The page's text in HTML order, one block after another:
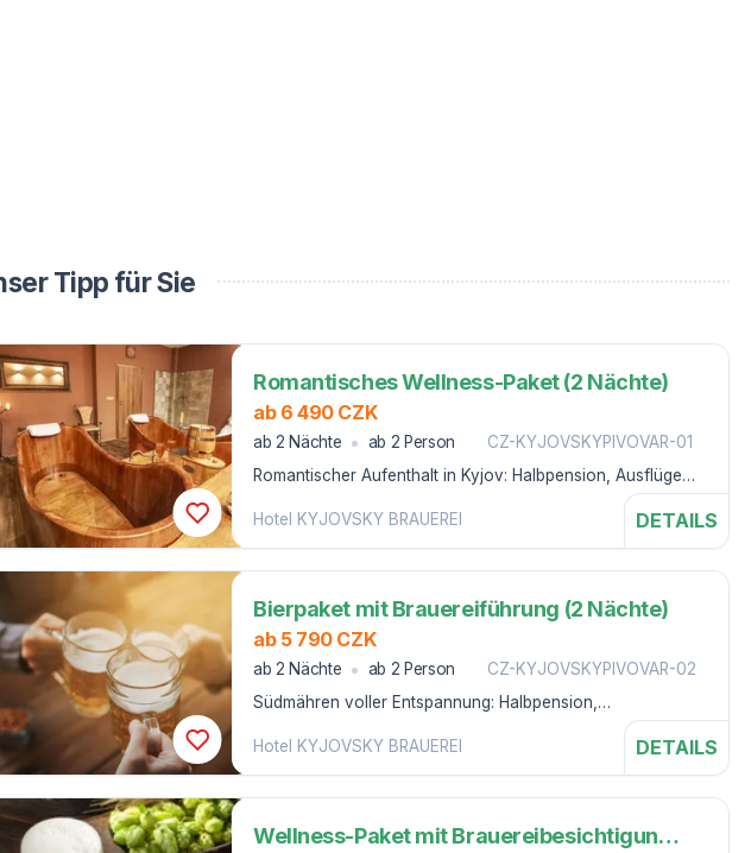
Tipp für Sie
Romantisches Wellness-Paket (2 Nächte)
ab 6 490 CZK
ab 2 Nächte ab 2 Person
CZ-KYJOVSKYPIVOVAR-01
Romantischer Aufenthalt in Kyjov: Halbpension, Ausflüge
und Kräuterbad in einem gemeinsamen Sprudelbad
Hotel KYJOVSKY BRAUEREI
DETAILS
Bierpaket mit Brauereiführung (2 Nächte)
ab 5 790 CZK
ab 2 Nächte ab 2 Person
CZ-KYJOVSKYPIVOVAR-02
Südmähren voller Entspannung: Halbpension,
Brauereibesichtigung und unbegrenzter Bierkonsum
Hotel KYJOVSKY BRAUEREI
DETAILS
Wellness-Paket mit Brauereibesichtigung für 3 Tage (2 Nächte)